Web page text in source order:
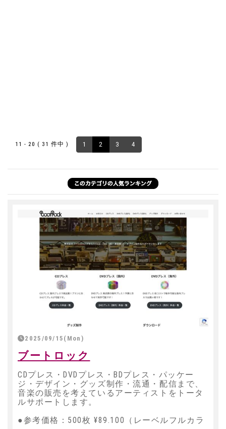
11 - 20 ( 31 件中 ) 1 2 3 4
2025/09/15(Mon)
ブートロック
CDプレス・DVDプレス・BDプレス・パッケー
ジ・デザイン・グッズ制作・流通・配信まで、
音楽の販売を考えているアーティストをトータ
ルサポートします。
●参考価格：500枚 ¥89.100（レーベルフルカラ